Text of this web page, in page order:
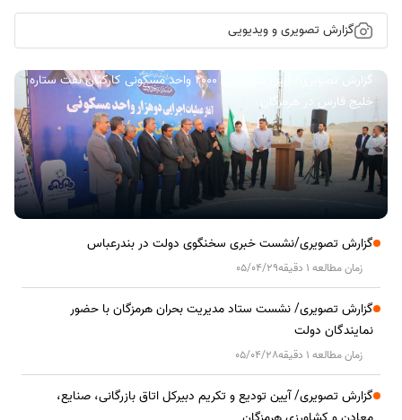
گزارش تصویری و ویدیویی
گزارش تصویری/ آیین کلنگ زنی ۲۰۰۰ واحد مسکونی کارکنان نفت ستاره
خلیج فارس در هرمزگان
گزارش تصویری/نشست خبری سخنگوی دولت در بندرعباس
زمان مطالعه 1 دقیقه 05/04/29
گزارش تصویری/ نشست ستاد مدیریت بحران هرمزگان با حضور
نمایندگان دولت
زمان مطالعه 1 دقیقه 05/04/28
گزارش تصویری/ آیین تودیع و تکریم دبیرکل اتاق بازرگانی، صنایع،